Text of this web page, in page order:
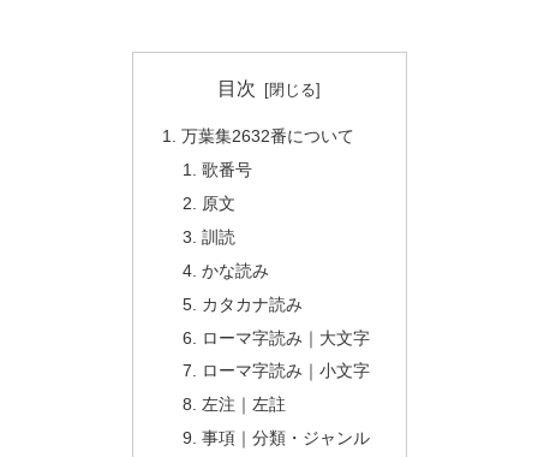
目次
万葉集2632番について
歌番号
原文
訓読
かな読み
カタカナ読み
ローマ字読み｜大文字
ローマ字読み｜小文字
左注｜左註
事項｜分類・ジャンル